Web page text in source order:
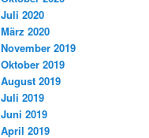
Juli 2020
März 2020
November 2019
Oktober 2019
August 2019
Juli 2019
Juni 2019
April 2019